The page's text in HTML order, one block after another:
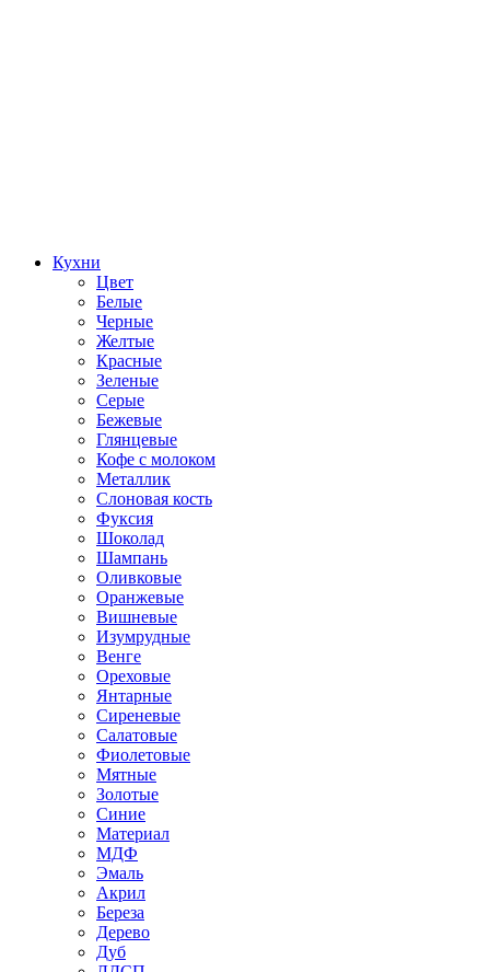
Кухни
Цвет
Белые
Черные
Желтые
Красные
Зеленые
Серые
Бежевые
Глянцевые
Кофе с молоком
Металлик
Слоновая кость
Фуксия
Шоколад
Шампань
Оливковые
Оранжевые
Вишневые
Изумрудные
Венге
Ореховые
Янтарные
Сиреневые
Салатовые
Фиолетовые
Мятные
Золотые
Синие
Материал
МДФ
Эмаль
Акрил
Береза
Дерево
Дуб